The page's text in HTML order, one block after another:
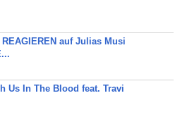
auf Julias Musi
Us In The Blood feat. Travi